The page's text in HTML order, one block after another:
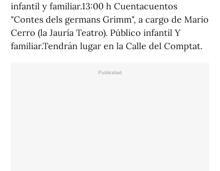
infantil y familiar.13:00 h Cuentacuentos
"Contes dels germans Grimm", a cargo de Mario
Cerro (la Jauría Teatro). Público infantil Y
familiar.Tendrán lugar en la Calle del Comptat.